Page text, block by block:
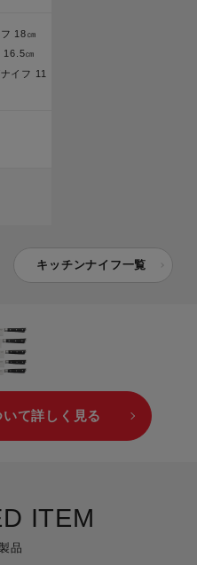
18㎝
16.5㎝
イフ 11
キッチンナイフ一覧
て詳しく見る
品
ITEM